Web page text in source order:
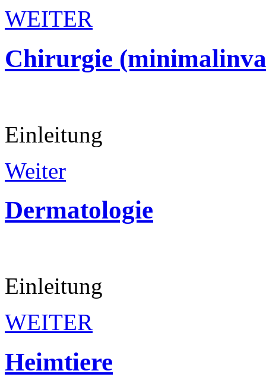
WEITER
Chirurgie
Einleitung
Weiter
Dermatologie
Einleitung
WEITER
Heimtiere